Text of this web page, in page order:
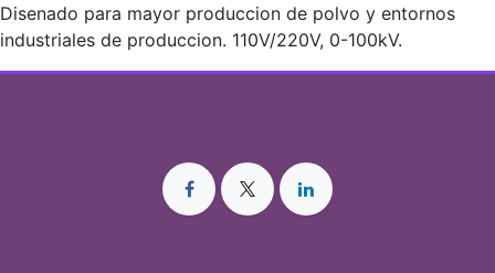
Disenado para mayor produccion de polvo y entornos
industriales de produccion. 110V/220V, 0-100kV.